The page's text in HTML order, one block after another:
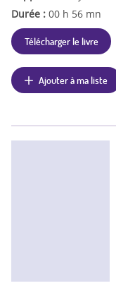
Durée : 00 h 56 mn
Télécharger le livre
Ajouter à ma liste